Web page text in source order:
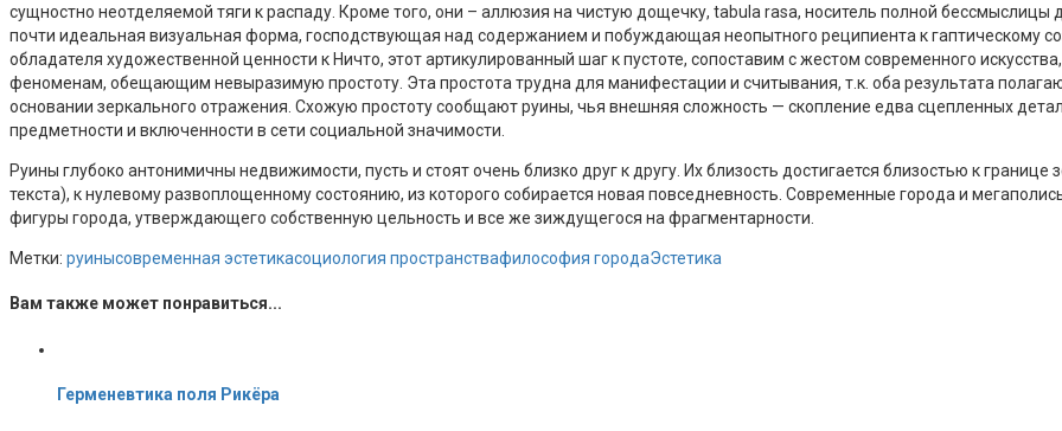
сущностно неотделяемой тяги к распаду. Кроме того, они – аллюзия на чистую дощечку, tabula rasa, носитель полной
почти идеальная визуальная форма, господствующая над содержанием и побуждающая неопытного реципиента к гаптическому
обладателя художественной ценности к Ничто, этот артикулированный шаг к пустоте, сопоставим с жестом современного
феноменам, обещающим невыразимую простоту. Эта простота трудна для манифестации и считывания, т.к. оба результата
основании зеркального отражения. Схожую простоту сообщают руины, чья внешняя сложность — скопление едва сцепленных
предметности и включенности в сети социальной значимости.
Руины глубоко антонимичны недвижимости, пусть и стоят очень близко друг к другу. Их близость достигается близостью к
текста), к нулевому развоплощенному состоянию, из которого собирается новая повседневность. Современные города и
фигуры города, утверждающего собственную цельность и все же зиждущегося на фрагментарности.
Метки: руинысовременная эстетикасоциология пространствафилософия городаЭстетика
Вам также может понравиться...
Герменевтика поля Рикёра